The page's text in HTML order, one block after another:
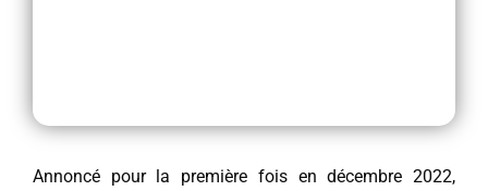
Annoncé pour la première fois en décembre 2022,